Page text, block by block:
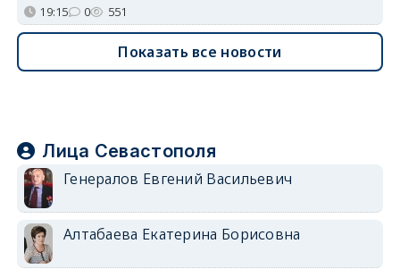
19:15 0 551
Показать все новости
Лица Севастополя
Генералов Евгений Васильевич
Алтабаева Екатерина Борисовна